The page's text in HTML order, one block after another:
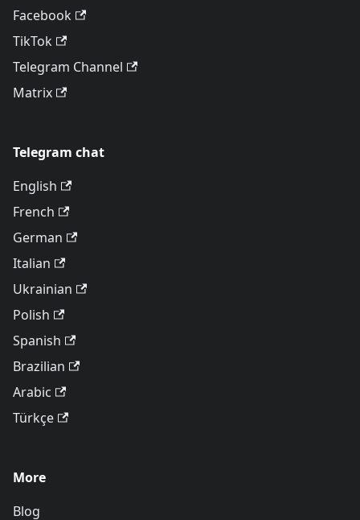
Facebook
TikTok
Telegram Channel
Matrix
Telegram chat
English
French
German
Italian
Ukrainian
Polish
Spanish
Brazilian
Arabic
Türkçe
More
Blog